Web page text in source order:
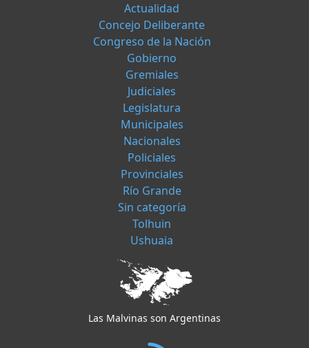
Actualidad
Concejo Deliberante
Congreso de la Nación
Gobierno
Gremiales
Judiciales
Legislatura
Municipales
Nacionales
Policiales
Provinciales
Río Grande
Sin categoría
Tolhuin
Ushuaia
Las Malvinas son Argentinas